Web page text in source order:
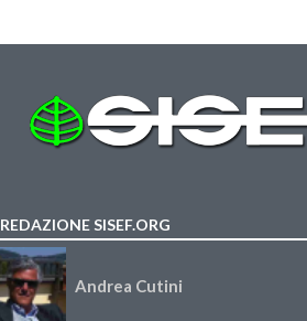
REDAZIONE SISEF.ORG
Andrea Cutini